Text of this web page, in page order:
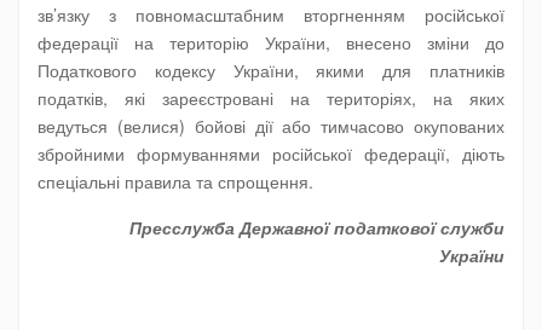
зв’язку з повномасштабним вторгненням російської
федерації на територію України, внесено зміни до
Податкового кодексу України, якими для платників
податків, які зареєстровані на територіях, на яких
ведуться (велися) бойові дії або тимчасово окупованих
збройними формуваннями російської федерації, діють
спеціальні правила та спрощення.
Пресслужба Державної податкової служби
України